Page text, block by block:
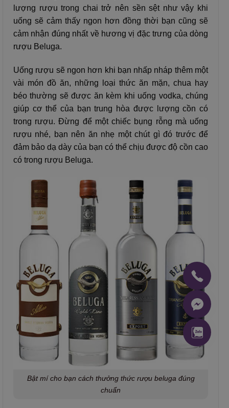
lượng rượu trong chai trở nên sền sệt như vậy khi
uống sẽ cảm thấy ngon hơn đồng thời bạn cũng sẽ
cảm nhận đúng nhất về hương vị đặc trưng của dòng
rượu Beluga.
Uống rượu sẽ ngon hơn khi bạn nhấp nháp thêm một
vài món đồ ăn, những loại thức ăn mặn, chua hay
béo thường sẽ được ăn kèm khi uống vodka, chúng
giúp cơ thể của bạn trung hòa được lượng cồn có
trong rượu. Đừng để một chiếc bụng rỗng mà uống
rượu nhé, bạn nên ăn nhẹ một chút gì đó trước để
đảm bảo dạ dày của bạn có thể chịu được độ cồn cao
có trong rượu Beluga.
Bật mí cho bạn cách thưởng thức rượu beluga đúng
chuẩn